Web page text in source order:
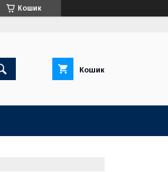
Кошик
Кошик